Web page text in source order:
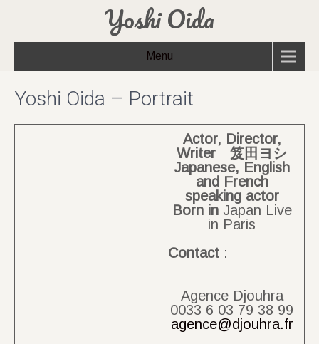
Yoshi Oida
Menu
Yoshi Oida – Portrait
Actor, Director,
Writer 笈田ヨシ
Japanese, English
and French
speaking actor
Born inJapan Live
in Paris
Contact:
Agence Djouhra
0033 6 03 79 38 99
agence@djouhra.fr